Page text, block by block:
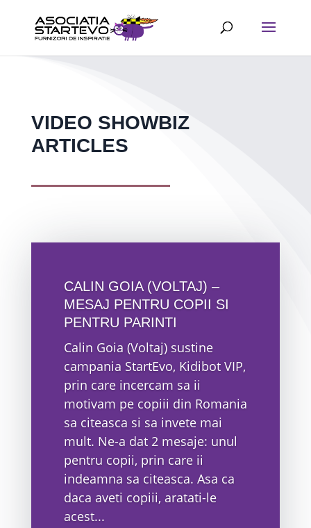
VIDEO SHOWBIZ
ARTICLES
CALIN GOIA (VOLTAJ) –
MESAJ PENTRU COPII SI
PENTRU PARINTI
Calin Goia (Voltaj) sustine
campania StartEvo, Kidibot VIP,
prin care incercam sa ii
motivam pe copiii din Romania
sa citeasca si sa invete mai
mult. Ne-a dat 2 mesaje: unul
pentru copii, prin care ii
indeamna sa citeasca. Asa ca
daca aveti copiii, aratati-le
acest...